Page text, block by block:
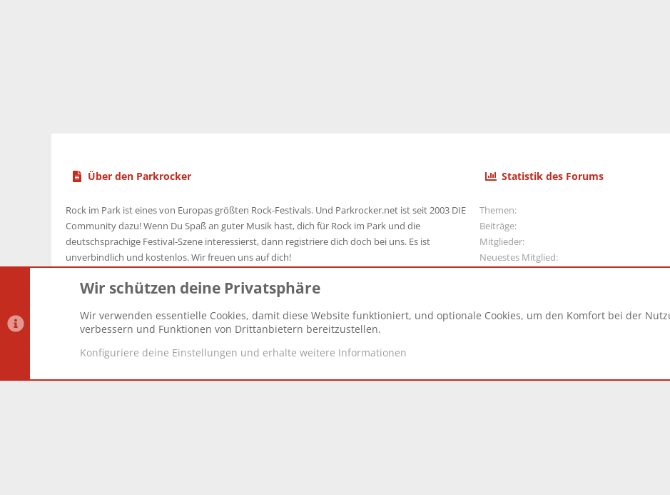
Über den Parkrocker
Rock im Park ist eines von Europas größten Rock-Festivals. Und Parkrocker.net ist seit 2003 DIE
Community dazu! Wenn Du Spaß an guter Musik hast, dich für Rock im Park und die
deutschsprachige Festival-Szene interessierst, dann registriere dich doch bei uns. Es ist
unverbindlich und kostenlos. Wir freuen uns auf dich!
Statistik des Forums
Themen
Beiträge
Mitglieder
Neuestes Mitglied
Datenschutz-Einstellungen PR Light Deutsch [Du]
Wir schützen deine Privatsphäre
Wir verwenden essentielle Cookies, damit diese Website funktioniert, und optionale Cookies, um den Komfort bei der
verbessern und Funktionen von Drittanbietern bereitzustellen.
Konfiguriere deine Einstellungen und erhalte weitere Informationen